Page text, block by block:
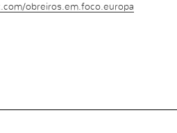
obreiros.em.foco.europa